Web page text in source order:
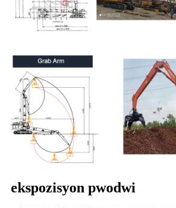
ekspozisyon pwodwi